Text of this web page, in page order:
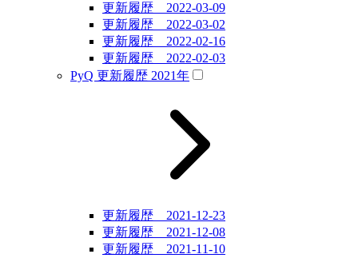
更新履歴 2022-03-09
更新履歴 2022-03-02
更新履歴 2022-02-16
更新履歴 2022-02-03
PyQ 更新履歴 2021年
更新履歴 2021-12-23
更新履歴 2021-12-08
更新履歴 2021-11-10